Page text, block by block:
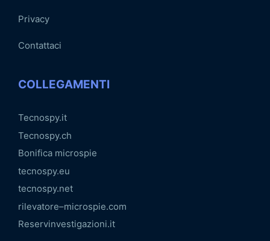
Privacy
Contattaci
COLLEGAMENTI
Tecnospy.it
Tecnospy.ch
Bonifica microspie
tecnospy.eu
tecnospy.net
rilevatore–microspie.com
Reservinvestigazioni.it